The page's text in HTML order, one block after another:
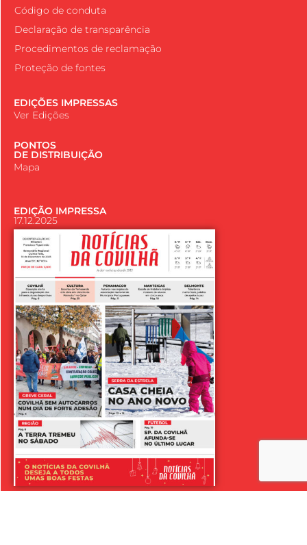
Código de conduta
Declaração de transparência
Procedimentos de reclamação
Proteção de fontes
EDIÇÕES IMPRESSAS
Ver Edições
PONTOS
DE DISTRIBUIÇÃO
Mapa
EDIÇÃO IMPRESSA
17.12.2025